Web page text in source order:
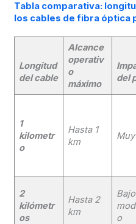
Tabla comparativa:
los cables de fibra óptica
Longitud
del cable
Alcance
operativ
o
máximo
del
1
kilometr
o
Hasta 1
km
2
kilómetr
os
Hasta 2
km
o